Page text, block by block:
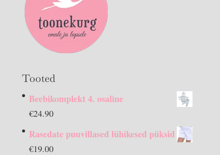
Tooted
Beebikomplekt 4. osaline
€24.90
Rasedate puuvillased lühikesed püksid
€19.00